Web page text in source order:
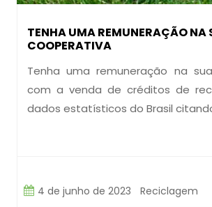
TENHA UMA REMUNERAÇÃO NA
COOPERATIVA
Tenha uma remuneração na
com a venda de créditos de
dados estatísticos do Brasil
4 de junho de 2023 Reciclagem